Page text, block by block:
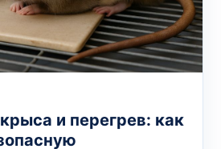
и перегрев: как